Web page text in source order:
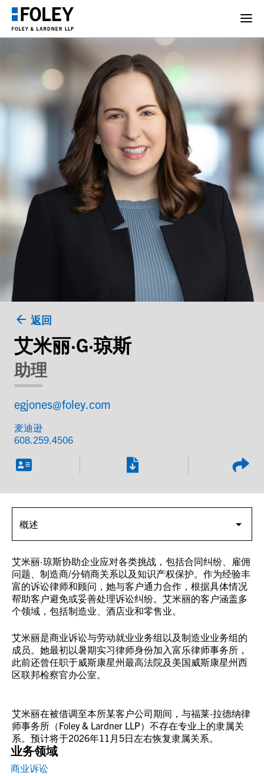
返回
艾米丽·G·琼斯
助理
egjones@foley.com
麦迪逊
608.259.4506
业务领域
商业诉讼
艾米丽·琼斯协助企业应对各类挑战，包括合同纠纷、雇佣
问题、制造商/分销商关系以及知识产权保护。作为经验丰
富的诉讼律师和顾问，她与客户通力合作，根据具体情况
帮助客户避免或妥善处理诉讼纠纷。艾米丽的客户涵盖多
个领域，包括制造业、酒店业和零售业。
艾米丽是商业诉讼与劳动就业业务组以及制造业业务组的
成员。她最初以暑期实习律师身份加入富乐律师事务所，
此前还曾任职于威斯康星州最高法院及美国威斯康星州西
区联邦检察官办公室。
艾米丽在被借调至本所某客户公司期间，与福莱·拉德纳律
师事务所（Foley & Lardner LLP）不存在专业上的隶属关
系。预计将于2026年11月5日左右恢复隶属关系。